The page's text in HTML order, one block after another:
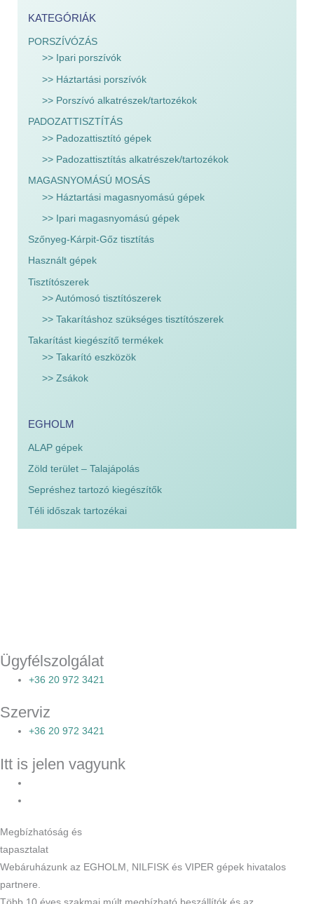
KATEGÓRIÁK
PORSZÍVÓZÁS
>> Ipari porszívók
>> Háztartási porszívók
>> Porszívó alkatrészek/tartozékok
PADOZATTISZTÍTÁS
>> Padozattisztító gépek
>> Padozattisztítás alkatrészek/tartozékok
MAGASNYOMÁSÚ MOSÁS
>> Háztartási magasnyomású gépek
>> Ipari magasnyomású gépek
Szőnyeg-Kárpit-Gőz tisztítás
Használt gépek
Tisztítószerek
>> Autómosó tisztítószerek
>> Takarításhoz szükséges tisztítószerek
Takarítást kiegészítő termékek
>> Takarító eszközök
>> Zsákok
EGHOLM
ALAP gépek
Zöld terület – Talajápolás
Sepréshez tartozó kiegészítők
Téli időszak tartozékai
Ügyfélszolgálat
+36 20 972 3421
Szerviz
+36 20 972 3421
Itt is jelen vagyunk
Megbízhatóság és
tapasztalat
Webáruházunk az EGHOLM, NILFISK és VIPER gépek hivatalos
partnere.